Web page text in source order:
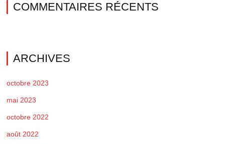
COMMENTAIRES RÉCENTS
ARCHIVES
octobre 2023
mai 2023
octobre 2022
août 2022